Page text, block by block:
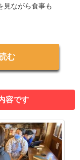
見ながら食事も
む
容です